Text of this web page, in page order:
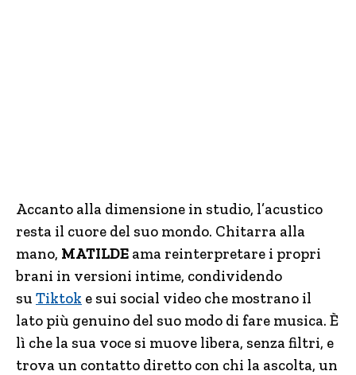
Accanto alla dimensione in studio, l’acustico
resta il cuore del suo mondo. Chitarra alla
mano, MATILDE ama reinterpretare i propri
brani in versioni intime, condividendo
su Tiktok e sui social video che mostrano il
lato più genuino del suo modo di fare musica. È
lì che la sua voce si muove libera, senza filtri, e
trova un contatto diretto con chi la ascolta, un